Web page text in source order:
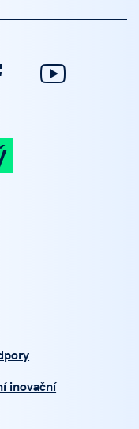
inovační